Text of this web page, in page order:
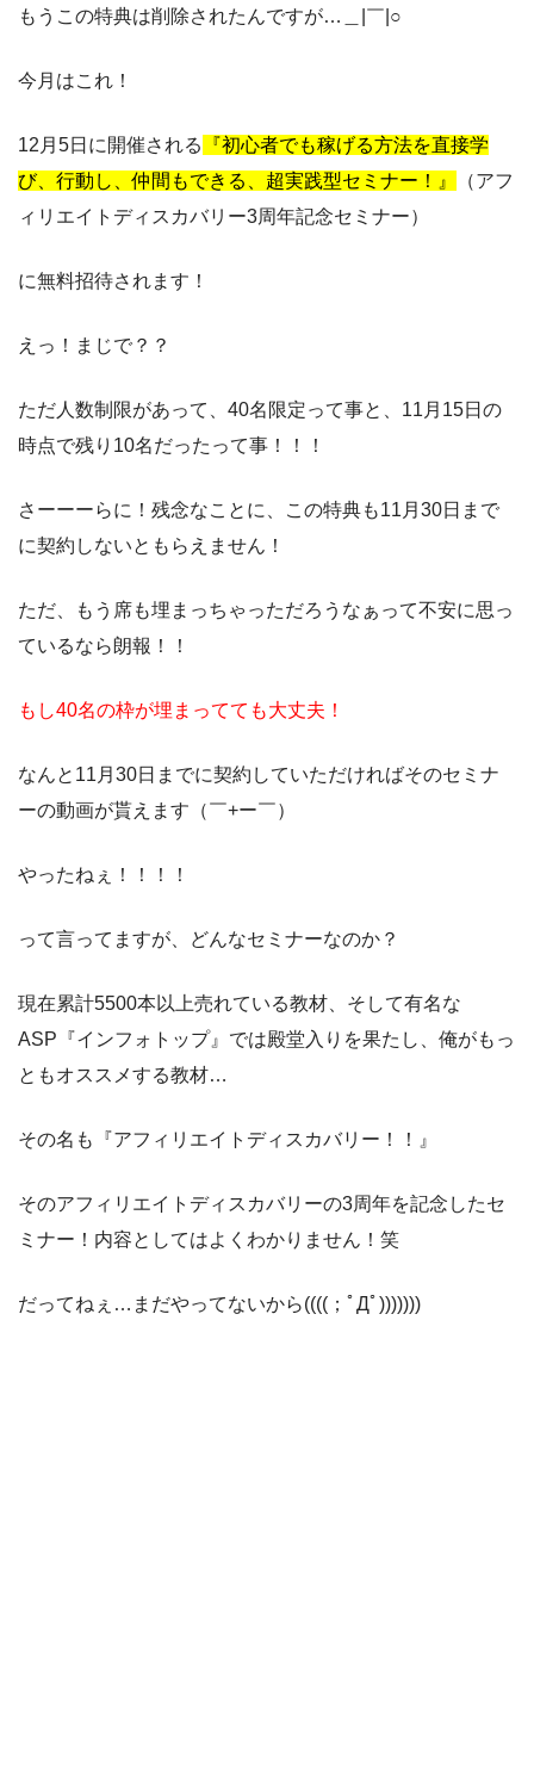
もうこの特典は削除されたんですが…＿|￣|○
今月はこれ！
12月5日に開催される
『初心者でも稼げる方法を直接学
び、行動し、仲間もできる、超実践型セミナー！』
（アフ
ィリエイトディスカバリー3周年記念セミナー）
に無料招待されます！
えっ！まじで？？
ただ人数制限があって、40名限定って事と、11月15日の
時点で残り10名だったって事！！！
さーーーらに！残念なことに、この特典も11月30日まで
に契約しないともらえません！
ただ、もう席も埋まっちゃっただろうなぁって不安に思っ
ているなら朗報！！
もし40名の枠が埋まってても大丈夫！
なんと11月30日までに契約していただければそのセミナ
ーの動画が貰えます（￣+ー￣）
やったねぇ！！！！
って言ってますが、どんなセミナーなのか？
現在累計5500本以上売れている教材、そして有名な
ASP『インフォトップ』では殿堂入りを果たし、俺がもっ
ともオススメする教材…
その名も『アフィリエイトディスカバリー！！』
そのアフィリエイトディスカバリーの3周年を記念したセ
ミナー！内容としてはよくわかりません！笑
だってねぇ…まだやってないから((((；ﾟДﾟ)))))))